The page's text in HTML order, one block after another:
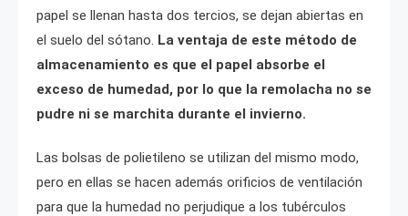
papel se llenan hasta dos tercios, se dejan abiertas en
el suelo del sótano. La ventaja de este método de
almacenamiento es que el papel absorbe el
exceso de humedad, por lo que la remolacha no se
pudre ni se marchita durante el invierno.
Las bolsas de polietileno se utilizan del mismo modo,
pero en ellas se hacen además orificios de ventilación
para que la humedad no perjudique a los tubérculos